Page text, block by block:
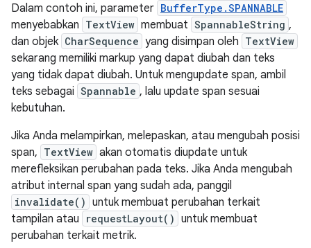
Dalam contoh ini, parameter BufferType.SPANNABLE
menyebabkan TextView membuat SpannableString ,
dan objek CharSequence yang disimpan oleh TextView
sekarang memiliki markup yang dapat diubah dan teks
yang tidak dapat diubah. Untuk mengupdate span, ambil
teks sebagai Spannable , lalu update span sesuai
kebutuhan.
Jika Anda melampirkan, melepaskan, atau mengubah posisi
span, TextView akan otomatis diupdate untuk
merefleksikan perubahan pada teks. Jika Anda mengubah
atribut internal span yang sudah ada, panggil
invalidate() untuk membuat perubahan terkait
tampilan atau
requestLayout() untuk membuat
perubahan terkait metrik.